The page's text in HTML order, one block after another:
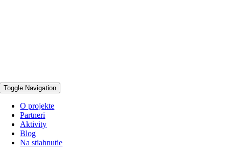
Toggle Navigation
O projekte
Partneri
Aktivity
Blog
Na stiahnutie